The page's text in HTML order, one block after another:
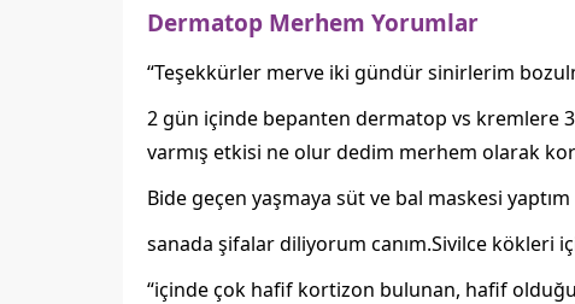
Dermatop Merhem Yorumlar
“Teşekkürler merve iki gündür sinirlerim
2 gün içinde bepanten dermatop vs kremlere
varmış etkisi ne olur dedim merhem olarak
Bide geçen yaşmaya süt ve bal maskesi
sanada şifalar diliyorum canım.Sivilce kökleri
“içinde çok hafif kortizon bulunan, hafif